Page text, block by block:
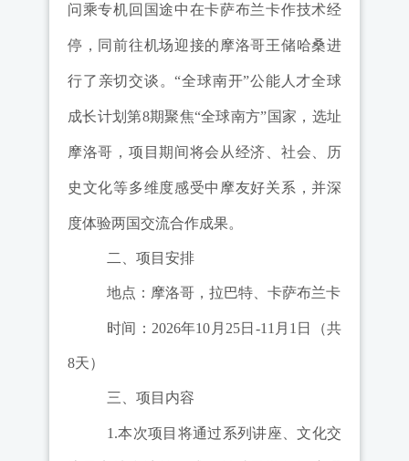
问乘专机回国途中在卡萨布兰卡作技术经
停，同前往机场迎接的摩洛哥王储哈桑进
行了亲切交谈 。“全球南开”公能人才全球
成长计划第8期聚焦“全球南方”国家，选址
摩洛哥，项目期间将会从经济、社会、历
史文化等多维度感受中摩友好关系，并深
度体验两国交流合作成果。
二、项目安排
地点： 摩洛哥，拉巴特、卡萨布兰卡
时间：2026年10 月 25日 -11 月 1 日 （共
8天）
三、项目内容
1.本次项目将通过系列讲座、文化交